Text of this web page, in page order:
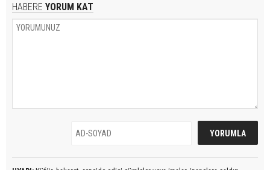
HABERE YORUM KAT